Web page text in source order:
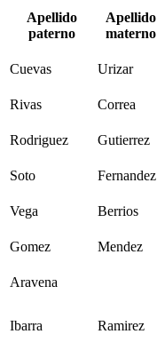
Apellido
paterno
Apellido
materno
Cuevas Urizar
Rivas Correa
Rodriguez Gutierrez
Soto Fernandez
Vega Berrios
Gomez Mendez
Aravena
Ibarra Ramirez